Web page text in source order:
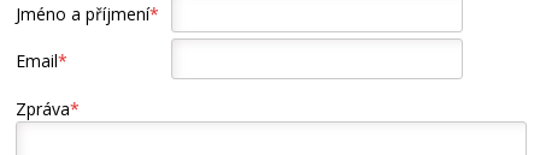
Jméno a příjmení*
Email*
Zpráva*